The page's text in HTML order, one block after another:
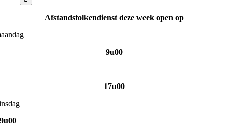
Afstandstolkendienst deze week open op
9u00
–
17u00
9u00